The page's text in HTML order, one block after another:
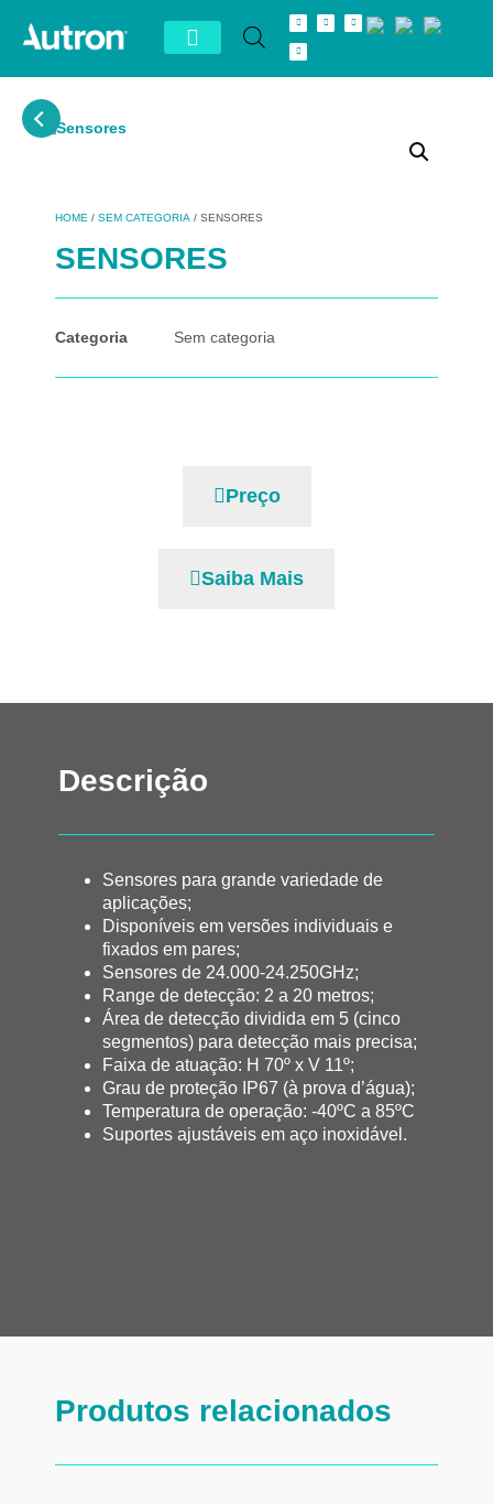
HOME / SEM CATEGORIA / SENSORES
SENSORES
Categoria Sem categoria
Preço
Saiba Mais
Descrição
Sensores para grande variedade de
aplicações;
Disponíveis em versões individuais e
fixados em pares;
Sensores de 24.000-24.250GHz;
Range de detecção: 2 a 20 metros;
Área de detecção dividida em 5 (cinco
segmentos) para detecção mais precisa;
Faixa de atuação: H 70º x V 11º;
Grau de proteção IP67 (à prova d’água);
Temperatura de operação: -40ºC a 85ºC
Suportes ajustáveis em aço inoxidável.
Produtos relacionados